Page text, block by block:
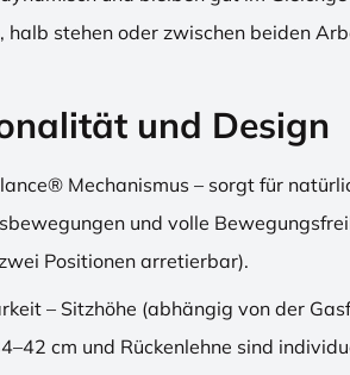
halb stehen oder zwischen beiden
und Design
Mechanismus – sorgt für
und volle
Positionen arretierbar).
– Sitzhöhe (abhängig von der
cm und Rückenlehne sind